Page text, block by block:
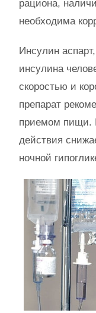
рациона,
необходима
Инсулин
инсулина
скоростью и
препарат
приемом пищи.
действия
ночной